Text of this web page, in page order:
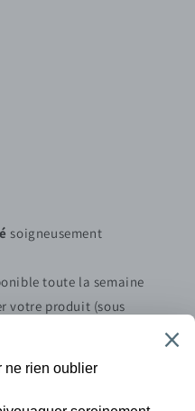
soigneusement
toute la semaine
votre produit (sous